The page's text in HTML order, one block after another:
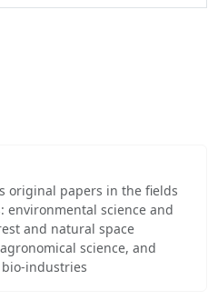
original papers in the fields
environmental science and
and natural space
science, and
industries